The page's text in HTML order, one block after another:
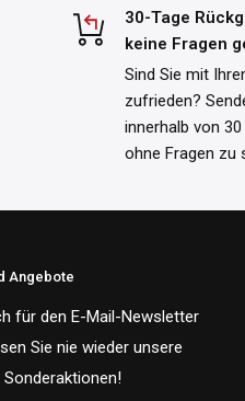
30-Tage
keine Fragen
Sind Sie mit
zufrieden?
innerhalb von
ohne Fragen zu
Angebote
für den E-Mail-Newsletter
Sie nie wieder unsere